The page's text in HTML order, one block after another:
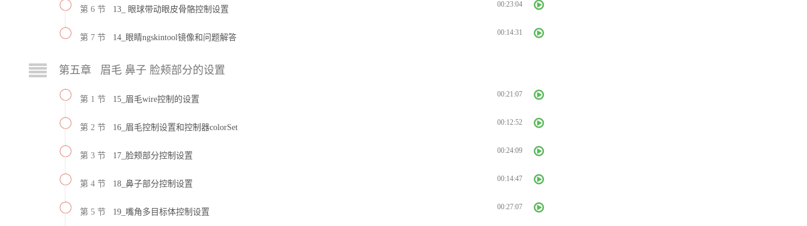
第 6 节 13_ 眼球带动眼皮骨骼控制设置
00:23:04
第 7 节 14_眼睛ngskintool镜像和问题解答
00:14:31
第五章 眉毛 鼻子 脸颊部分的设置
第 1 节 15_眉毛wire控制的设置
00:21:07
第 2 节 16_眉毛控制设置和控制器colorSet
00:12:52
第 3 节 17_脸颊部分控制设置
00:24:09
第 4 节 18_鼻子部分控制设置
00:14:47
第 5 节 19_嘴角多目标体控制设置
00:27:07